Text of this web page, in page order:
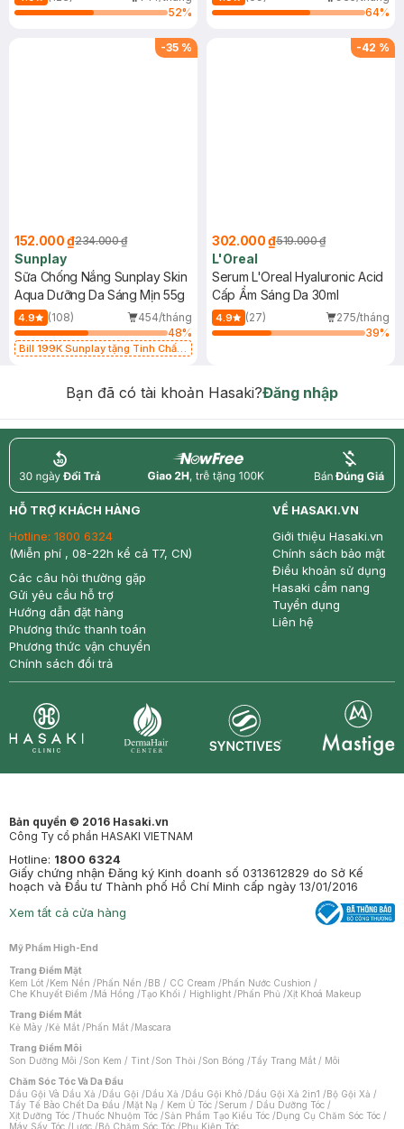
52%
64%
-35 %
152.000 ₫234.000 ₫
Sunplay
Sữa Chống Nắng Sunplay Skin
Aqua Dưỡng Da Sáng Mịn 55g
4.9 (108)
454/tháng
48%
Bill 199K Sunplay tặng Tinh Chất
-42 %
302.000 ₫519.000 ₫
L'Oreal
Serum L'Oreal Hyaluronic Acid
Cấp Ẩm Sáng Da 30ml
4.9 (27)
275/tháng
39%
Bạn đã có tài khoản Hasaki?Đăng nhập
return nowfree price
HỖ TRỢ KHÁCH HÀNG
Hotline: 1800 6324
(Miễn phí , 08-22h kể cả T7, CN)
Các câu hỏi thường gặp
Gửi yêu cầu hỗ trợ
Hướng dẫn đặt hàng
Phương thức thanh toán
Phương thức vận chuyển
Chính sách đổi trả
VỀ HASAKI.VN
Giới thiệu Hasaki.vn
Chính sách bảo mật
Điều khoản sử dụng
Hasaki cẩm nang
Tuyển dụng
Liên hệ
Bản quyền © 2016 Hasaki.vn
Công Ty cổ phần HASAKI VIETNAM
Hotline: 1800 6324
Giấy chứng nhận Đăng ký Kinh doanh số 0313612829 do Sở Kế
hoạch và Đầu tư Thành phố Hồ Chí Minh cấp ngày 13/01/2016
Xem tất cả cửa hàng
Mỹ Phẩm High-End
Trang Điểm Mặt
Kem Lót /Kem Nền /Phấn Nền /BB / CC Cream /Phấn Nước Cushion /
Che Khuyết Điểm /Má Hồng /Tạo Khối / Highlight /Phấn Phủ /Xịt Khoá Makeup
Trang Điểm Mắt
Kẻ Mày /Kẻ Mắt /Phấn Mắt /Mascara
Trang Điểm Môi
Son Dưỡng Môi /Son Kem / Tint /Son Thỏi /Son Bóng /Tẩy Trang Mắt / Môi
Chăm Sóc Tóc Và Da Đầu
Dầu Gội Và Dầu Xả /Dầu Gội /Dầu Xả /Dầu Gội Khô /Dầu Gội Xả 2in1 /Bộ Gội Xả /
Tẩy Tế Bào Chết Da Đầu /Mặt Nạ / Kem Ủ Tóc /Serum / Dầu Dưỡng Tóc /
Xịt Dưỡng Tóc /Thuốc Nhuộm Tóc /Sản Phẩm Tạo Kiểu Tóc /Dụng Cụ Chăm Sóc Tóc /
Máy Sấy Tóc /Lược /Bộ Chăm Sóc Tóc /Phụ Kiện Tóc